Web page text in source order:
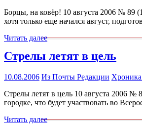
Борцы, на ковёр! 10 августа 2006 №
хотя только еще начался август,
Читать далее
Стрелы летят в цель
10.08.2006 Из Почты Редакции
Стрелы летят в цель 10 августа 2006
городке, что будет участвовать во
Читать далее